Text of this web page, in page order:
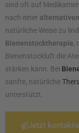
sind oft auf
nach einer
natürliche Weise zu
Bienenstocktherapie,
Bienenstockluft die
stärken kann. Bei
sanfte, natürliche
unterstützt.
Jetzt